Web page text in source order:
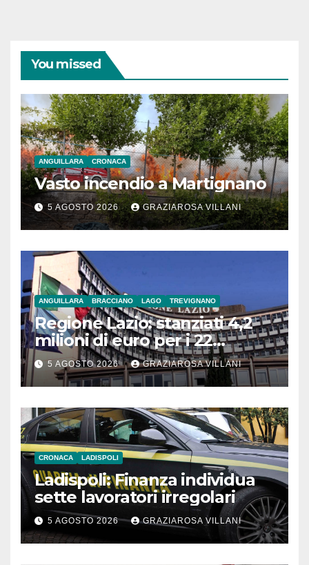
You missed
ANGUILLARA CRONACA
Vasto incendio a Martignano
5 AGOSTO 2026 GRAZIAROSA VILLANI
ANGUILLARA BRACCIANO LAGO TREVIGNANO
Regione Lazio: stanziati 4,2
milioni di euro per i 22
Comuni dell’Etruria
Meridionale
5 AGOSTO 2026 GRAZIAROSA VILLANI
CRONACA LADISPOLI
Ladispoli: Finanza individua
sette lavoratori irregolari
5 AGOSTO 2026 GRAZIAROSA VILLANI